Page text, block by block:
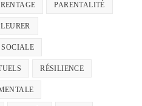
PARENTALITÉ
RÉSILIENCE